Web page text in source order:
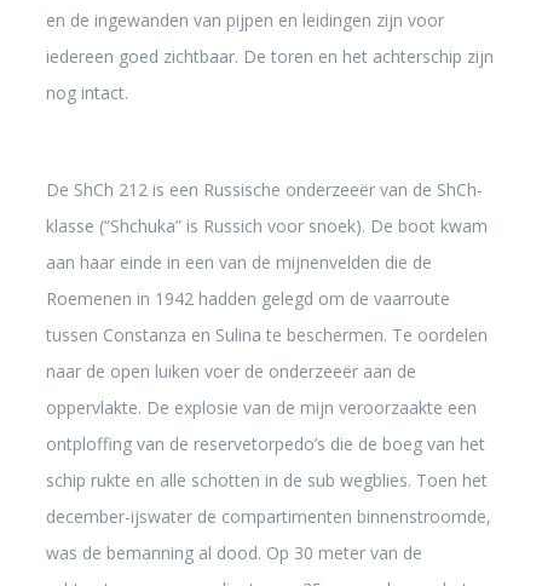
en de ingewanden van pijpen en leidingen zijn voor
iedereen goed zichtbaar. De toren en het achterschip zijn
nog intact.
De ShCh 212 is een Russische onderzeeër van de ShCh-
klasse (“Shchuka” is Russich voor snoek). De boot kwam
aan haar einde in een van de mijnenvelden die de
Roemenen in 1942 hadden gelegd om de vaarroute
tussen Constanza en Sulina te beschermen. Te oordelen
naar de open luiken voer de onderzeeër aan de
oppervlakte. De explosie van de mijn veroorzaakte een
ontploffing van de reservetorpedo’s die de boeg van het
schip rukte en alle schotten in de sub wegblies. Toen het
december-ijswater de compartimenten binnenstroomde,
was de bemanning al dood. Op 30 meter van de